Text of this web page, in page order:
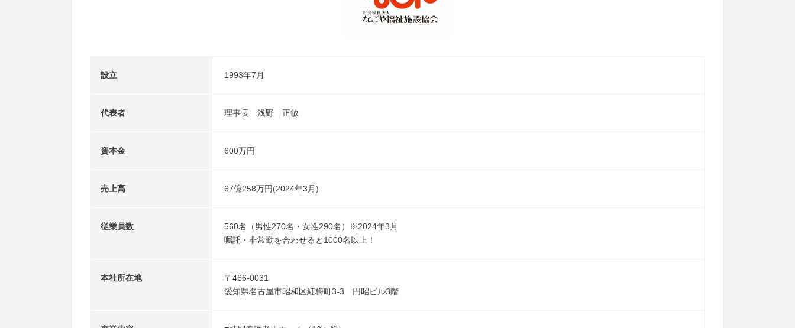
設立 1993年7月
代表者 理事長 浅野 正敏
資本金 600万円
売上高 67億258万円(2024年3月)
従業員数
560名（男性270名・女性290名）※2024年3月
嘱託・非常勤を合わせると1000名以上！
本社所在地
〒466-0031
愛知県名古屋市昭和区紅梅町3-3 円昭ビル3階